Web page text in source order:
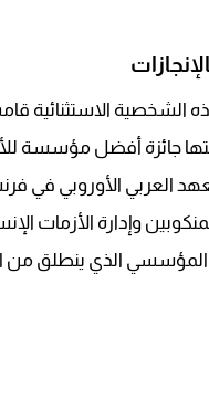
الشخصية الاستثنائية
جائزة أفضل مؤسسة
العربي الأوروبي في
وإدارة الأزمات
المؤسسي الذي ينطلق من